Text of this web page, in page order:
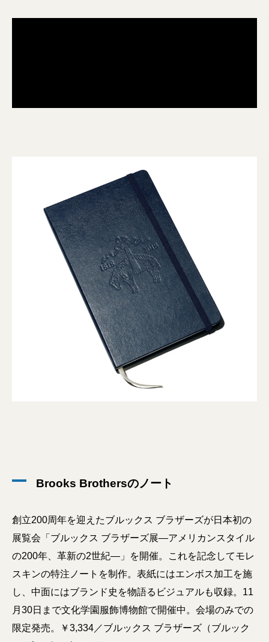
Brooks Brothersのノート
創立200周年を迎えたブルックス ブラザーズが日本初の
展覧会「ブルックス ブラザーズ展―アメリカンスタイル
の200年、革新の2世紀―」を開催。これを記念してモレ
スキンの特注ノートを制作。表紙にはエンボス加工を施
し、中面にはブランド史を物語るビジュアルも収録。11
月30日まで文化学園服飾博物館で開催中。会場のみでの
限定発売。￥3,334／ブルックス ブラザーズ（ブルック